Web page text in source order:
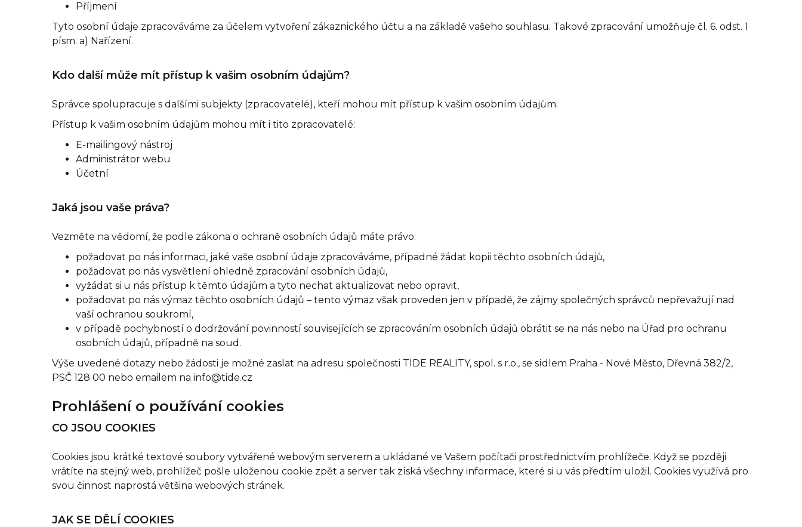
Příjmení
Tyto osobní údaje zpracováváme za účelem vytvoření zákaznického účtu a na základě vašeho souhlasu. Takové zpracování umožňuje čl. 6. odst. 1
písm. a) Nařízení.
Kdo další může mít přístup k vašim osobním údajům?
Správce spolupracuje s dalšími subjekty (zpracovatelé), kteří mohou mít přístup k vašim osobním údajům.
Přístup k vašim osobním údajům mohou mít i tito zpracovatelé:
E-mailingový nástroj
Administrátor webu
Účetní
Jaká jsou vaše práva?
Vezměte na vědomí, že podle zákona o ochraně osobních údajů máte právo:
požadovat po nás informaci, jaké vaše osobní údaje zpracováváme, případné žádat kopii těchto osobních údajů,
požadovat po nás vysvětlení ohledně zpracování osobních údajů,
vyžádat si u nás přístup k těmto údajům a tyto nechat aktualizovat nebo opravit,
požadovat po nás výmaz těchto osobních údajů – tento výmaz však proveden jen v případě, že zájmy společných správců nepřevažují nad
vaší ochranou soukromí,
v případě pochybností o dodržování povinností souvisejících se zpracováním osobních údajů obrátit se na nás nebo na Úřad pro ochranu
osobních údajů, případně na soud.
Výše uvedené dotazy nebo žádosti je možné zaslat na adresu společnosti TIDE REALITY, spol. s r.o., se sídlem Praha - Nové Město, Dřevná 382/2,
PSČ 128 00 nebo emailem na info@tide.cz
Prohlášení o používání cookies
CO JSOU COOKIES
Cookies jsou krátké textové soubory vytvářené webovým serverem a ukládané ve Vašem počítači prostřednictvím prohlížeče. Když se později
vrátíte na stejný web, prohlížeč pošle uloženou cookie zpět a server tak získá všechny informace, které si u vás předtím uložil. Cookies využívá pro
svou činnost naprostá většina webových stránek.
JAK SE DĚLÍ COOKIES